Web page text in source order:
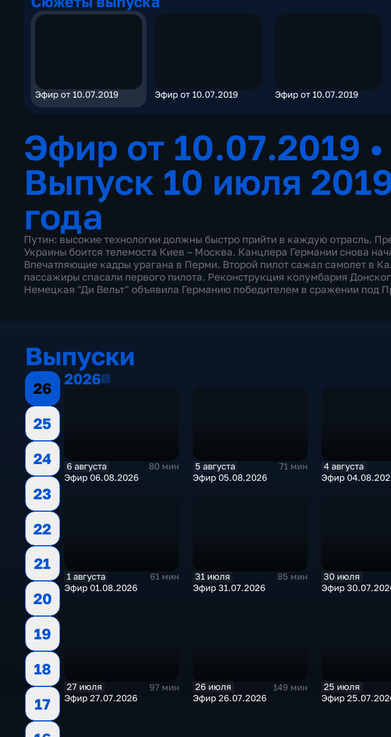
Эфир от 10.07.2019 Эфир от 10.07.2019 Эфир от 10.07.2019
Эфир от 10.07.2019 •
Выпуск 10 июля
года
Путин: высокие технологии должны быстро прийти в каждую отрасль.
Украины боится телемоста Киев – Москва. Канцлера Германии снова
Впечатляющие кадры урагана в Перми. Второй пилот сажал самолет в
пассажиры спасали первого пилота. Реконструкция колумбария
Немецкая "Ди Вельт" объявила Германию победителем в сражении под
Выпуски
26
25
24
23
22
21
20
19
18
17
20262026
6 августа
80 мин
Эфир 06.08.2026
5 августа
71 мин
Эфир 05.08.2026
4 августа
Эфир
1 августа
61 мин
Эфир 01.08.2026
31 июля
85 мин
Эфир 31.07.2026
30 июля
Эфир
27 июля
97 мин
Эфир 27.07.2026
26 июля
149 мин
Эфир 26.07.2026
25 июля
Эфир